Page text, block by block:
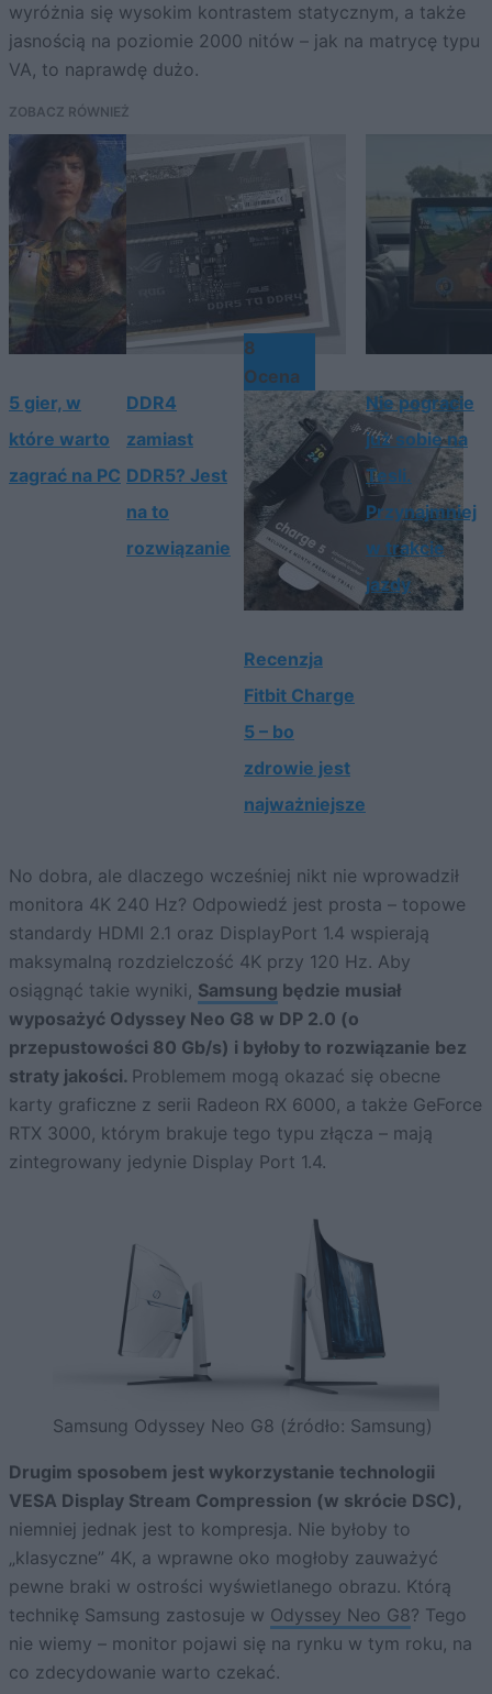
wyróżnia się wysokim kontrastem statycznym, a także
jasnością na poziomie 2000 nitów – jak na matrycę typu
VA, to naprawdę dużo.
ZOBACZ RÓWNIEŻ
5 gier, w
które warto
zagrać na PC
DDR4
zamiast
DDR5? Jest
na to
rozwiązanie
8
Ocena
Recenzja
Fitbit Charge
5 – bo
zdrowie jest
najważniejsze
Nie pogracie
już sobie na
Tesli.
Przynajmniej
w trakcie
jazdy
No dobra, ale dlaczego wcześniej nikt nie wprowadził
monitora 4K 240 Hz? Odpowiedź jest prosta – topowe
standardy HDMI 2.1 oraz DisplayPort 1.4 wspierają
maksymalną rozdzielczość 4K przy 120 Hz. Aby
osiągnąć takie wyniki, Samsung będzie musiał
wyposażyć Odyssey Neo G8 w DP 2.0 (o
przepustowości 80 Gb/s) i byłoby to rozwiązanie bez
straty jakości. Problemem mogą okazać się obecne
karty graficzne z serii Radeon RX 6000, a także GeForce
RTX 3000, którym brakuje tego typu złącza – mają
zintegrowany jedynie Display Port 1.4.
Samsung Odyssey Neo G8 (źródło: Samsung)
Drugim sposobem jest wykorzystanie technologii
VESA Display Stream Compression (w skrócie DSC),
niemniej jednak jest to kompresja. Nie byłoby to
„klasyczne” 4K, a wprawne oko mogłoby zauważyć
pewne braki w ostrości wyświetlanego obrazu. Którą
technikę Samsung zastosuje w Odyssey Neo G8? Tego
nie wiemy – monitor pojawi się na rynku w tym roku, na
co zdecydowanie warto czekać.